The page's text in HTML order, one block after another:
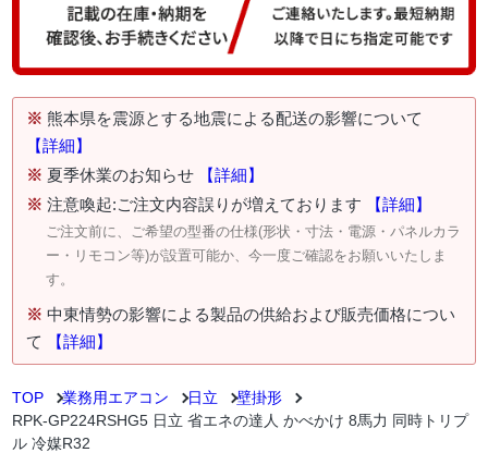
※ 熊本県を震源とする地震による配送の影響について
【詳細】
※ 夏季休業のお知らせ
【詳細】
※ 注意喚起:ご注文内容誤りが増えております 【詳細】
ご注文前に、ご希望の型番の仕様(形状・寸法・電源・パネルカラ
ー・リモコン等)が設置可能か、今一度ご確認をお願いいたしま
す。
※ 中東情勢の影響による製品の供給および販売価格につい
て
【詳細】
TOP 業務用エアコン 日立
壁掛形
RPK-GP224RSHG5 日立 省エネの達人 かべかけ 8馬力 同時トリプ
ル 冷媒R32